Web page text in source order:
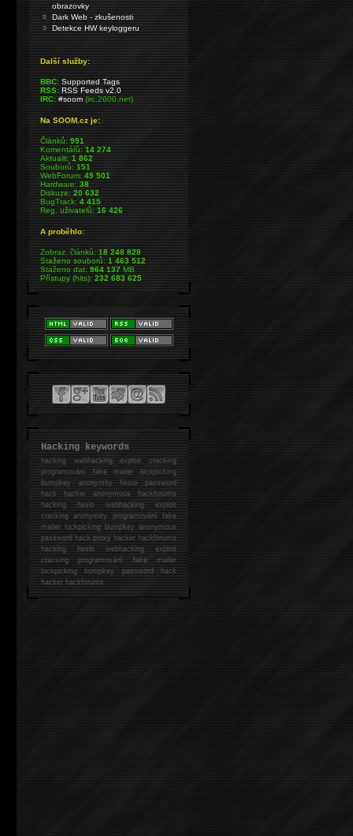
obrazovky
Dark Web - zkušenosti
Detekce HW keyloggeru
Další služby:
BBC: Supported Tags
RSS: RSS Feeds v2.0
IRC: #soom(irc.2600.net)
Na SOOM.cz je:
Článků:991
Komentářů:14 274
Aktualit:1 862
Souborů:151
WebForum:49 501
Hardware:38
Diskuze:20 632
BugTrack:4 415
Reg. uživatelů:16 426
A proběhlo:
Zobraz. článků:18 248 828
Staženo souborů:1 463 512
Staženo dat:964 137MB
Přístupy (hits):232 683 625
Hacking keywords
hackingwebhacking exploit cracking
programování fake mailer lockpicking
bumpkey anonymity heslo password
hackhacker anonymous hackforums
hackingheslo webhacking exploit
cracking anonymity programování fake
mailer lockpicking bumpkey anonymous
password hack proxy hacker hackforums
hacking heslo webhacking exploit
cracking programování fake mailer
lockpicking bumpkey password hack
hackerhackforums